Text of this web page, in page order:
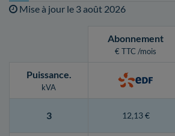
Mise à jour le 3 août 2026
Abonnement
€ TTC /mois
Puissance.
kVA
3 12,13 €